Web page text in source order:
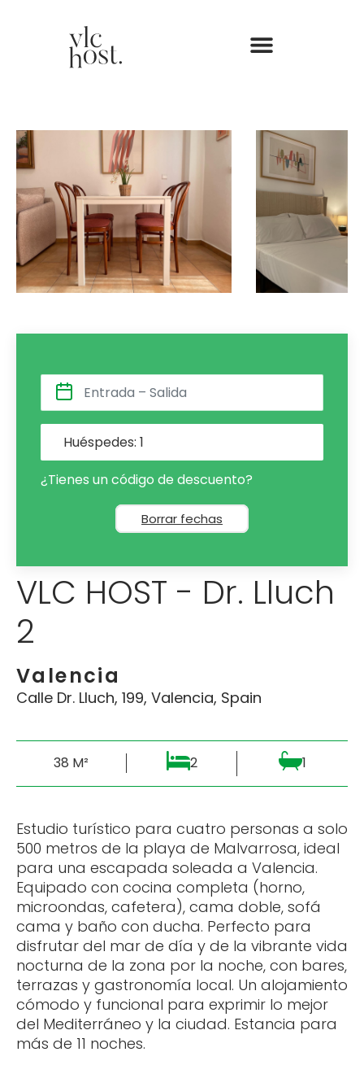
VLC HOST - Dr. Lluch
2
Valencia
Calle Dr. Lluch, 199, Valencia, Spain
38 M² 2 1
Estudio turístico para cuatro personas a solo
500 metros de la playa de Malvarrosa, ideal
para una escapada soleada a Valencia.
Equipado con cocina completa (horno,
microondas, cafetera), cama doble, sofá
cama y baño con ducha. Perfecto para
disfrutar del mar de día y de la vibrante vida
nocturna de la zona por la noche, con bares,
terrazas y gastronomía local. Un alojamiento
cómodo y funcional para exprimir lo mejor
del Mediterráneo y la ciudad. Estancia para
más de 11 noches.
Huéspedes: 1
¿Tienes un código de descuento?
Borrar fechas